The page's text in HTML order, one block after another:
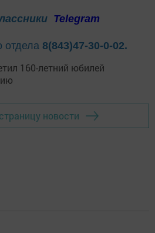
Telegram
отдела 8(843)47-30-0-02.
новости